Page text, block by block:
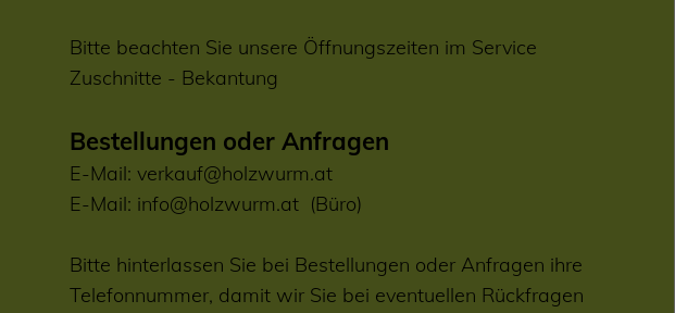
Bitte beachten Sie unsere Öffnungszeiten im Service
Zuschnitte - Bekantung
Bestellungen oder Anfragen
E-Mail: verkauf@holzwurm.at
E-Mail: info@holzwurm.at (Büro)
Bitte hinterlassen Sie bei Bestellungen oder Anfragen ihre
Telefonnummer, damit wir Sie bei eventuellen Rückfragen